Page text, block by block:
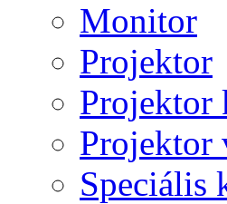
Monitor
Projektor
Projektor
Projektor
Speciális